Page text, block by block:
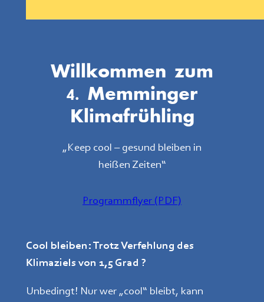
Willkommen zum
4. Memminger
Klimafrühling
„Keep cool – gesund bleiben in
heißen Zeiten“
Programmflyer (PDF)
Cool bleiben: Trotz Verfehlung des
Klimaziels von 1,5 Grad ?
Unbedingt! Nur wer „cool“ bleibt, kann